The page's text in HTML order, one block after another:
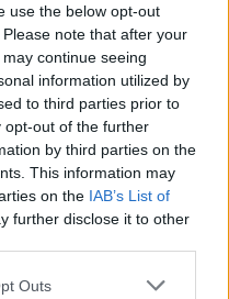
use the below opt-out
note that after your
continue seeing
information utilized by
to third parties prior to
opt-out of the further
by third parties on the
This information may
on the IAB’s List of
further disclose it to other
Outs
Bernasconi (26), 17
Avaca (3), 19 Eli